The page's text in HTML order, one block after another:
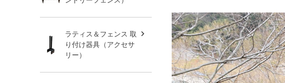
ラティス＆フェンス 取
り付け器具（アクセサ
リー）